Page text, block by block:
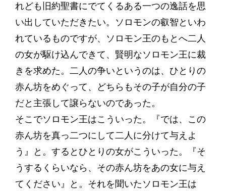
れども旧約聖書にでてくるある一つの逸話を思
い出していただきたい。ソロモンの叡智といわ
れているものですが、ソロモン王のもとへ二人
の女が駆け込んできて、賢明なソロモン王に裁
きを求めた。二人の争いというのは、ひとりの
赤ん坊をめぐって、どちらもその子が自分の子
だと主張して譲らないのであった。
そこでソロモン王はこういった。『では、この
赤ん坊を真っ二つにして二人に分けて与えよ
う』と。するとひとりの女がこういった。『そ
うするくらいなら、その赤ん坊をあの女に与え
てください』と。それを聞いたソロモン王は